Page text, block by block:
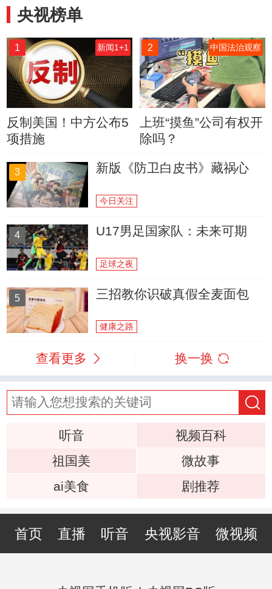
央视榜单
1 新闻1+1
反制美国！中方公布5
项措施
2 中国法治观察
上班“摸鱼”公司有权开
除吗？
3 新版《防卫白皮书》藏祸心
今日关注
4 U17男足国家队：未来可期
足球之夜
5 三招教你识破真假全麦面包
健康之路
查看更多 换一换
听音
视频百科
祖国美
微故事
ai美食
剧推荐
首页 直播 听音 央视影音 微视频